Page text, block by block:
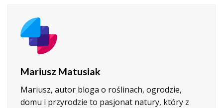
Mariusz Matusiak
Mariusz, autor bloga o roślinach, ogrodzie,
domu i przyrodzie to pasjonat natury, który z